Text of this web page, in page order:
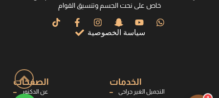
خاص على نحت الجسم وتنسيق القوام
سياسة الخصوصية
الصفحات
عن الدكتور
الخدمات
التجميل الغير جراحى